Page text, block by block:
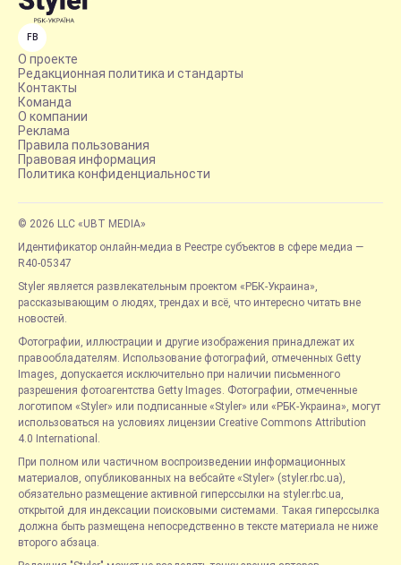
FB
О проекте
Редакционная политика и стандарты
Контакты
Команда
О компании
Реклама
Правила пользования
Правовая информация
Политика конфиденциальности
© 2026 LLC «UBT MEDIA»
Идентификатор онлайн-медиа в Реестре субъектов в сфере медиа —
R40-05347
Styler является развлекательным проектом «РБК-Украина»,
рассказывающим о людях, трендах и всё, что интересно читать вне
новостей.
Фотографии, иллюстрации и другие изображения принадлежат их
правообладателям. Использование фотографий, отмеченных Getty
Images, допускается исключительно при наличии письменного
разрешения фотоагентства Getty Images. Фотографии, отмеченные
логотипом «Styler» или подписанные «Styler» или «РБК-Украина», могут
использоваться на условиях лицензии Creative Commons Attribution
4.0 International.
При полном или частичном воспроизведении информационных
материалов, опубликованных на вебсайте «Styler» (styler.rbc.ua),
обязательно размещение активной гиперссылки на styler.rbc.ua,
открытой для индексации поисковыми системами. Такая гиперссылка
должна быть размещена непосредственно в тексте материала не ниже
второго абзаца.